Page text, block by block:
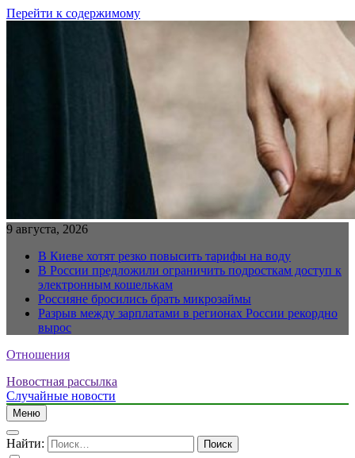
Перейти к содержимому
9 августа, 2026
В Киеве хотят резко повысить тарифы на воду
В России предложили ограничить подросткам доступ к
электронным кошелькам
Россияне бросились брать микрозаймы
Разрыв между зарплатами в регионах России рекордно
вырос
Отношения
Новостная рассылка
Случайные новости
Меню
Найти: